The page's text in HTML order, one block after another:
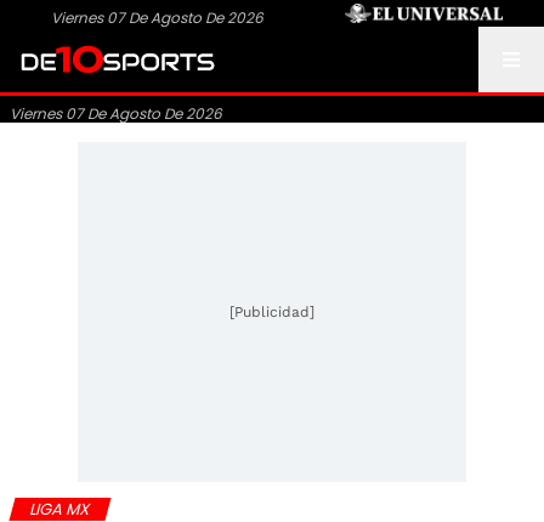
Viernes 07 De Agosto De 2026
Viernes 07 De Agosto De 2026
[Publicidad]
LIGA MX